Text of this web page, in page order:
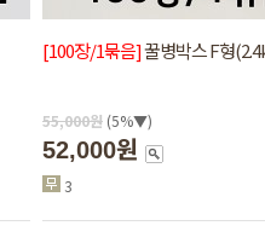
[100장/1묶음]꿀병박스 F형
55,000원 (5%▼)
52,000원
3